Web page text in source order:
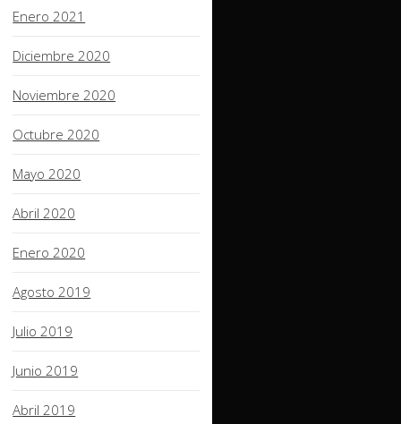
Enero 2021
Diciembre 2020
Noviembre 2020
Octubre 2020
Mayo 2020
Abril 2020
Enero 2020
Agosto 2019
Julio 2019
Junio 2019
Abril 2019